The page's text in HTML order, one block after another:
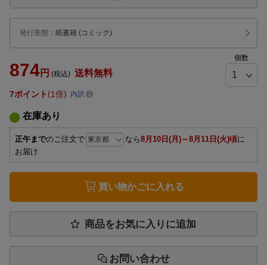
発行形態 ： 紙書籍 (コミック)
874円 (税込) 送料無料
個数
7ポイント 1倍 内訳
在庫あり
正午までのご注文で なら8月10日(月)～8月11日(火)頃に
お届け
買い物かごに入れる
商品をお気に入りに追加
お問い合わせ